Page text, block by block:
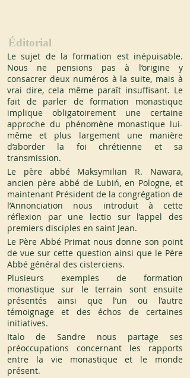
Éditorial
Le sujet de la formation est inépuisable.
Nous ne pensions pas à l’origine y
consacrer deux numéros à la suite, mais à
vrai dire, cela même paraît insuffisant. Le
fait de parler de formation monastique
implique obligatoirement une certaine
approche du phénomène monastique lui-
même et plus largement une manière
d’aborder la foi chrétienne et sa
transmission.
Le père abbé Maksymilian R. Nawara,
ancien père abbé de Lubiń, en Pologne, et
maintenant Président de la congrégation de
l’Annonciation nous introduit à cette
réflexion par une lectio sur l’appel des
premiers disciples en saint Jean.
Le Père Abbé Primat nous donne son point
de vue sur cette question ainsi que le Père
Abbé général des cisterciens.
Plusieurs exemples de formation
monastique sur le terrain sont ensuite
présentés ainsi que l’un ou l’autre
témoignage et des échos de certaines
initiatives.
Italo de Sandre nous partage ses
préoccupations concernant les rapports
entre la vie monastique et le monde
présent.